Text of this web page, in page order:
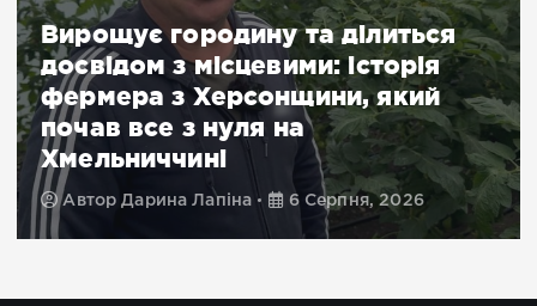
Вирощує городину та ділиться
досвідом з місцевими: історія
фермера з Херсонщини, який
почав все з нуля на
Хмельниччині
АвторДарина Лапіна 6 Серпня, 2026